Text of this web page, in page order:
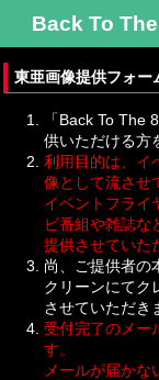
Back To
東亜画像提供フォー
「Back To The
供いただける方
利用目的は、イ
像として流させ
イベントフライ
ビ番組や雑誌な
提供させていた
尚、ご提供者の
クリーンにてク
させていただき
受付完了のメー
す。
メールが届かな